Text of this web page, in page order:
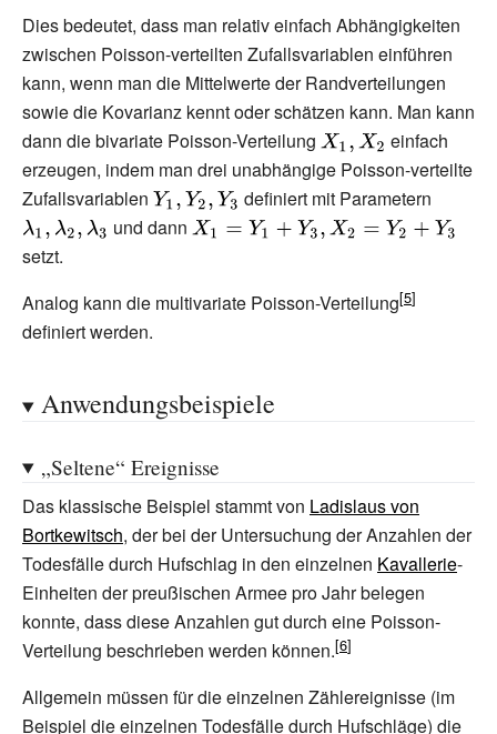
{k_{1}}{k}}{\binom {k_{2}}
{k}}k!\left({\frac {\lambda _{3}}
{\lambda _{1}\lambda
_{2}}}\right)^{k}}
_{2}}
Dies bedeutet, dass man relativ einfach Abhängigkeiten
zwischen Poisson-verteilten Zufallsvariablen einführen
kann, wenn man die Mittelwerte der Randverteilungen
sowie die Kovarianz kennt oder schätzen kann. Man kann
dann die bivariate Poisson-Verteilung {\displaystyle
X_{1},X_{2}}
einfach
erzeugen, indem man drei unabhängige Poisson-verteilte
Zufallsvariablen {\displaystyle
Y_{1},Y_{2},Y_{3}}
definiert mit Parametern
\lambda
und dann {\displaystyle
setzt.
Analog kann die multivariate Poisson-Verteilung
definiert werden.
Anwendungsbeispiele
„Seltene“ Ereignisse
Das klassische Beispiel stammt von Ladislaus von
Bortkewitsch, der bei der Untersuchung der Anzahlen der
Todesfälle durch Hufschlag in den einzelnen Kavallerie-
Einheiten der preußischen Armee pro Jahr belegen
konnte, dass diese Anzahlen gut durch eine Poisson-
Verteilung beschrieben werden können.
Allgemein müssen für die einzelnen Zählereignisse (im
Beispiel die einzelnen Todesfälle durch Hufschläge) die